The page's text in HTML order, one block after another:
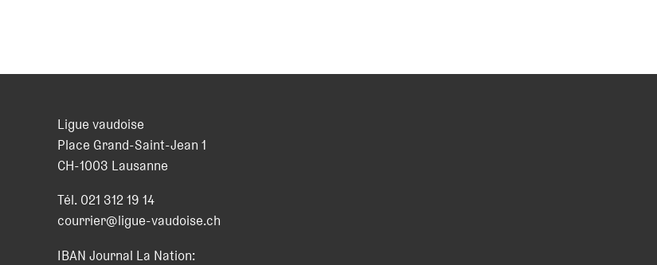
Ligue vaudoise
Place Grand-Saint-Jean 1
CH-1003 Lausanne
Tél.021 312 19 14
courrier@ligue-vaudoise.ch
IBAN Journal La Nation: